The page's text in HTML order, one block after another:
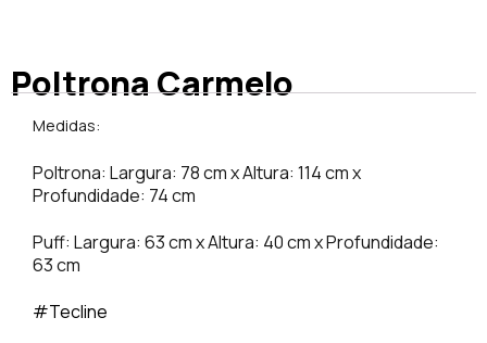
Poltrona Carmelo
Medidas:
Poltrona: Largura: 78 cm x Altura: 114 cm x
Profundidade: 74 cm
Puff: Largura: 63 cm x Altura: 40 cm x Profundidade:
63 cm
#Tecline